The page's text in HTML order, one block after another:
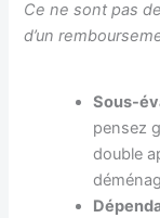
Ce ne sont pas
d’un
Sous-
pensez
double